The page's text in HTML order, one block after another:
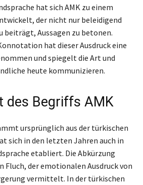
hat sich AMK zu einem
der nicht nur beleidigend
beiträgt, Aussagen zu betonen.
hat dieser Ausdruck eine
und spiegelt die Art und
heute kommunizieren.
des Begriffs AMK
ursprünglich aus der türkischen
sich in den letzten Jahren auch in
etabliert. Die Abkürzung
Fluch, der emotionalen Ausdruck von
vermittelt. In der türkischen